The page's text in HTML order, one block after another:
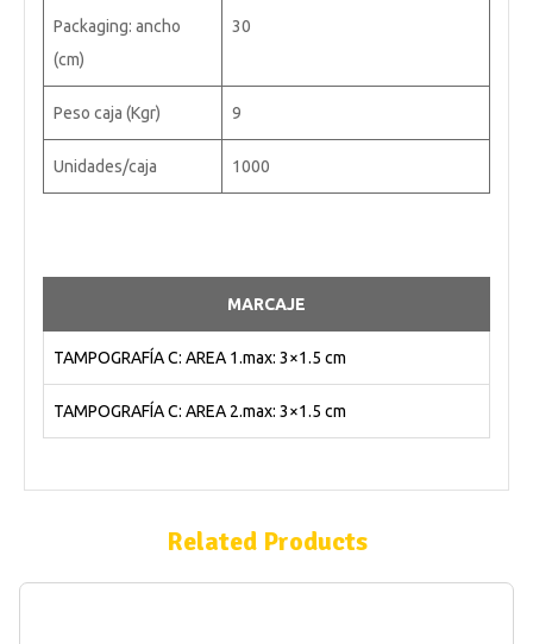
Packaging: ancho
(cm)
30
Peso caja (Kgr) 9
Unidades/caja 1000
MARCAJE
TAMPOGRAFÍA C: AREA 1.max: 3×1.5 cm
TAMPOGRAFÍA C: AREA 2.max: 3×1.5 cm
Related Products